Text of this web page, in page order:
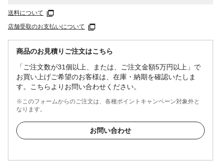
送料について
店舗受取のお支払いについて
商品のお見積りご注文はこちら
「ご注文数が31個以上、または、ご注文金額5万円以上」で
お買い上げご希望のお客様は、在庫・納期を確認いたしま
す。こちらよりお問い合わせください。
※このフォームからのご注文は、各種ポイントキャンペーン対象外と
なります。
お問い合わせ